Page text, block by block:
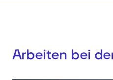
Arbeiten bei